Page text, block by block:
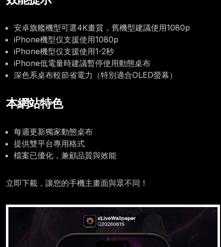
安卓旗艦機型可選4K畫質，舊機型建議使用1080p
iPhone機型仅支援使用1080p
iPhone機型仅支援使用1-2秒
iPhone低電量時建議暫停使用動態桌布
深色系桌布較節省電力（特別適合OLED螢幕）
本網站特色
每週更新獨家動態桌布
提供雙平台專用格式
檔案已優化，兼顧品質與效能
立即下載，讓您的手機主畫面與眾不同！